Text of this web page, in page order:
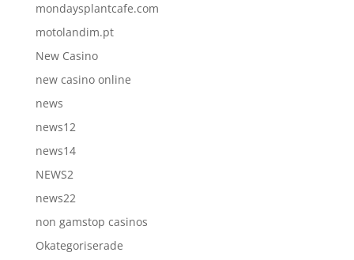
mondaysplantcafe.com
motolandim.pt
New Casino
new casino online
news
news12
news14
NEWS2
news22
non gamstop casinos
Okategoriserade